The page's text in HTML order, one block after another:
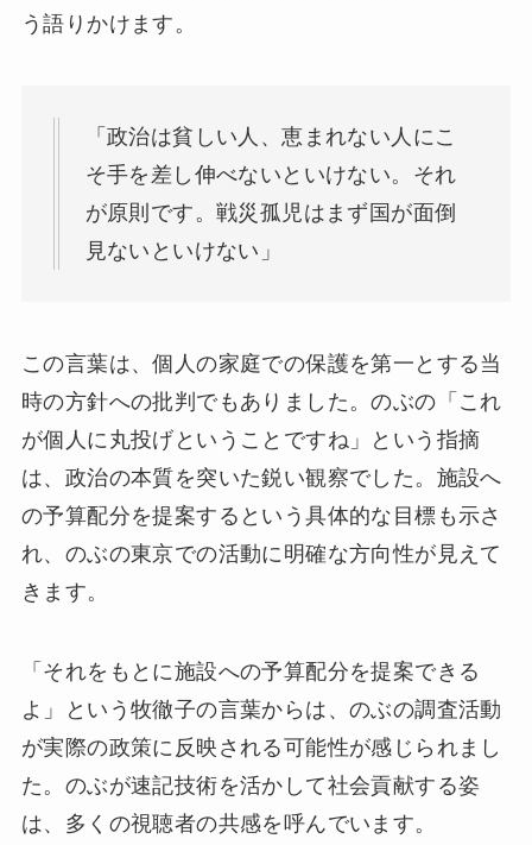
う語りかけます。
「政治は貧しい人、恵まれない人にこ
そ手を差し伸べないといけない。それ
が原則です。戦災孤児はまず国が面倒
見ないといけない」
この言葉は、個人の家庭での保護を第一とする当
時の方針への批判でもありました。のぶの「これ
が個人に丸投げということですね」という指摘
は、政治の本質を突いた鋭い観察でした。施設へ
の予算配分を提案するという具体的な目標も示さ
れ、のぶの東京での活動に明確な方向性が見えて
きます。
「それをもとに施設への予算配分を提案できる
よ」という牧徹子の言葉からは、のぶの調査活動
が実際の政策に反映される可能性が感じられまし
た。のぶが速記技術を活かして社会貢献する姿
は、多くの視聴者の共感を呼んでいます。